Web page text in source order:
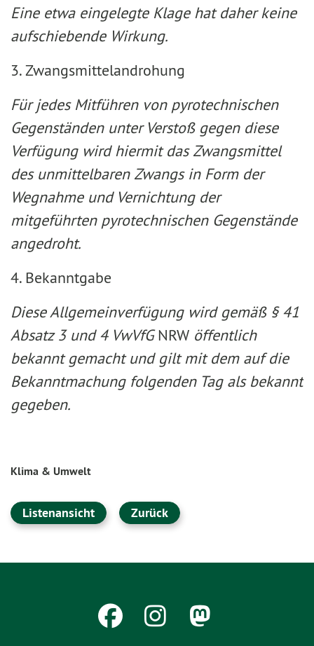
Eine etwa eingelegte Klage hat daher keine
aufschiebende Wirkung.
3. Zwangsmittelandrohung
Für jedes Mitführen von pyrotechnischen
Gegenständen unter Verstoß gegen diese
Verfügung wird hiermit das Zwangsmittel
des unmittelbaren Zwangs in Form der
Wegnahme und Vernichtung der
mitgeführten pyrotechnischen Gegenstände
angedroht.
4. Bekanntgabe
Diese Allgemeinverfügung wird gemäß § 41
Absatz 3 und 4 VwVfGNRW öffentlich
bekannt gemacht und gilt mit dem auf die
Bekanntmachung folgenden Tag als bekannt
gegeben.
Klima & Umwelt
Listenansicht Zurück